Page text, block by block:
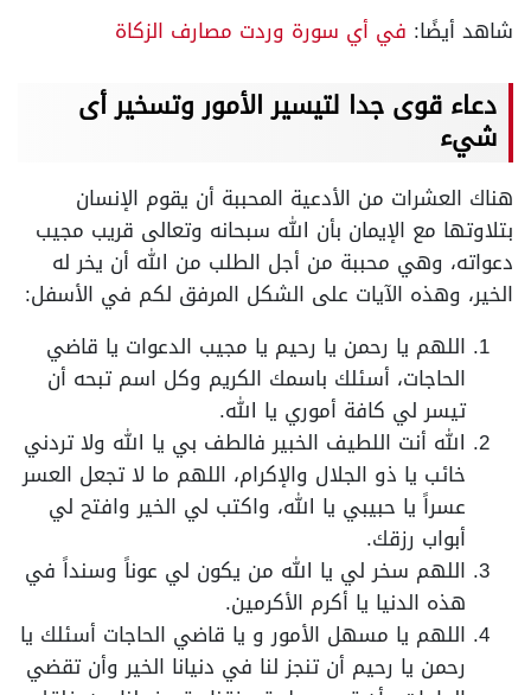
شاهد أيضًا: في أي سورة وردت مصارف الزكاة
دعاء قوى جدا لتيسير الأمور وتسخير أى
شيء
هناك العشرات من الأدعية المحببة أن يقوم الإنسان
بتلاوتها مع الإيمان بأن الله سبحانه وتعالى قريب مجيب
دعواته، وهي محببة من أجل الطلب من الله أن يخر له
الخير، وهذه الآيات على الشكل المرفق لكم في الأسفل:
اللهم يا رحمن يا رحيم يا مجيب الدعوات يا قاضي
الحاجات، أسئلك باسمك الكريم وكل اسم تبحه أن
تيسر لي كافة أموري يا الله.
الله أنت اللطيف الخبير فالطف بي يا الله ولا تردني
خائب يا ذو الجلال والإكرام، اللهم ما لا تجعل العسر
عسراً يا حبيبي يا الله، واكتب لي الخير وافتح لي
أبواب رزقك.
اللهم سخر لي يا الله من يكون لي عوناً وسنداً في
هذه الدنيا يا أكرم الأكرمين.
اللهم يا مسهل الأمور و يا قاضي الحاجات أسئلك يا
رحمن يا رحيم أن تنجز لنا في دنيانا الخير وأن تقضي